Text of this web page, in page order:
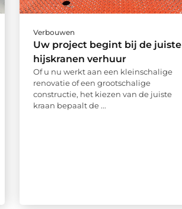
Verbouwen
Uw project begint bij de juiste
hijskranen verhuur
Of u nu werkt aan een kleinschalige
renovatie of een grootschalige
constructie, het kiezen van de juiste
kraan bepaalt de ...